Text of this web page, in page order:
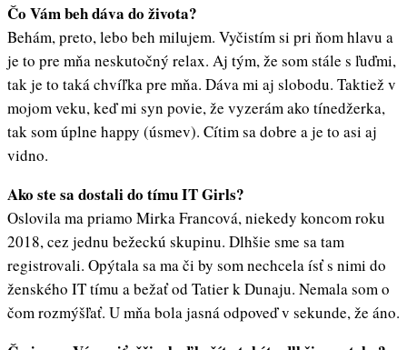
Čo Vám beh dáva do života?
Behám, preto, lebo beh milujem. Vyčistím si pri ňom hlavu a
je to pre mňa neskutočný relax. Aj tým, že som stále s ľuďmi,
tak je to taká chvíľka pre mňa. Dáva mi aj slobodu. Taktiež v
mojom veku, keď mi syn povie, že vyzerám ako tínedžerka,
tak som úplne happy (úsmev). Cítim sa dobre a je to asi aj
vidno.
Ako ste sa dostali do tímu IT Girls?
Oslovila ma priamo Mirka Francová, niekedy koncom roku
2018, cez jednu bežeckú skupinu. Dlhšie sme sa tam
registrovali. Opýtala sa ma či by som nechcela ísť s nimi do
ženského IT tímu a bežať od Tatier k Dunaju. Nemala som o
čom rozmýšľať. U mňa bola jasná odpoveď v sekunde, že áno.